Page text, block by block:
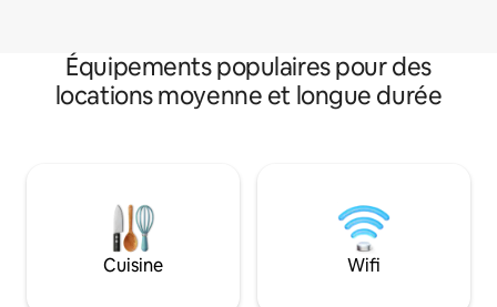
Équipements populaires pour des
locations moyenne et longue durée
Cuisine Wifi